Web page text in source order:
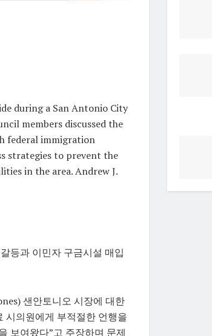
during a San Antonio City
members discussed the
federal immigration
strategies to prevent the
in the area.Andrew J.
등과 이민자 구금시설 매입
샌안토니오 시장에 대한
시의원에게 부적절한 언행을
보여왔다”고 주장하며 문제